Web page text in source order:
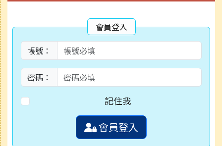
會員登入
帳號：
密碼：
記住我
會員登入